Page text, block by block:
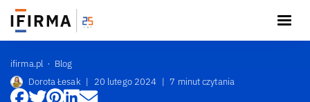
ifirma.pl
Blog
Dorota Łesak | 20 lutego 2024 | 7 minut czytania